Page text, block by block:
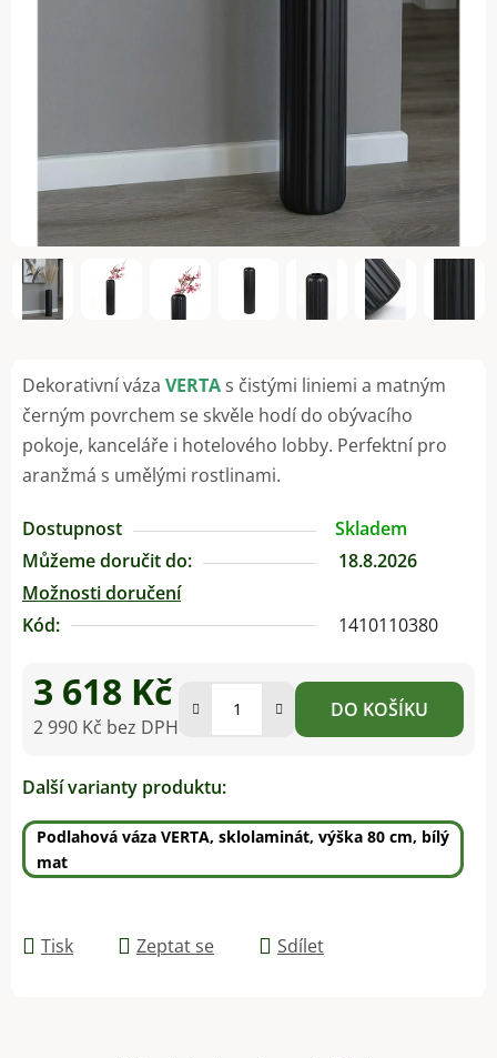
Dekorativní váza VERTA s čistými liniemi a matným
černým povrchem se skvěle hodí do obývacího
pokoje, kanceláře i hotelového lobby. Perfektní pro
aranžmá s umělými rostlinami.
Dostupnost
Skladem
Můžeme doručit do:
18.8.2026
Možnosti doručení
Kód:
1410110380
3 618 Kč
2 990 Kč bez DPH
DO KOŠÍKU
Další varianty produktu:
Podlahová váza VERTA, sklolaminát, výška 80 cm, bílý
mat
Tisk Zeptat se Sdílet